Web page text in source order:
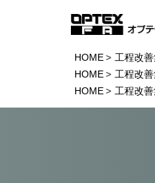
HOME 工程改
HOME
工程改
HOME
工程改